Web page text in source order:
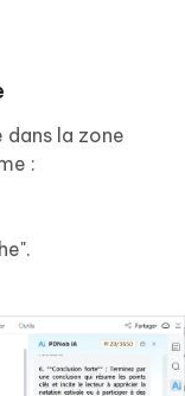
la zone
: